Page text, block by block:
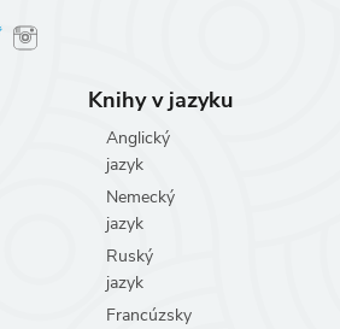
Knihy v jazyku
Anglický
jazyk
Nemecký
jazyk
Ruský
jazyk
Francúzsky